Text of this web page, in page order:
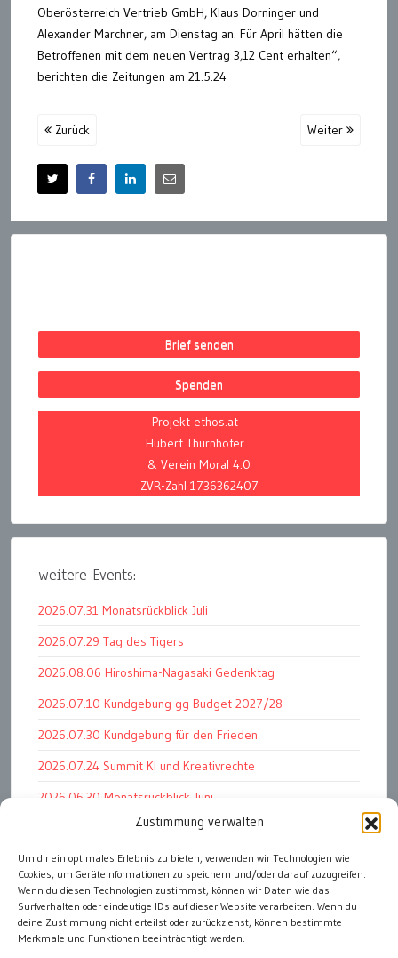
Zustimmung verwalten
Um dir ein optimales Erlebnis zu bieten, verwenden wir Technologien wie
Cookies, um Geräteinformationen zu speichern und/oder darauf zuzugreifen.
Wenn du diesen Technologien zustimmst, können wir Daten wie das
Surfverhalten oder eindeutige IDs auf dieser Website verarbeiten. Wenn du
deine Zustimmung nicht erteilst oder zurückziehst, können bestimmte
Merkmale und Funktionen beeinträchtigt werden.
Oberösterreich Vertrieb GmbH, Klaus Dorninger und
Alexander Marchner, am Dienstag an. Für April hätten die
Betroffenen mit dem neuen Vertrag 3,12 Cent erhalten“,
berichten die Zeitungen am 21.5.24
Zurück Weiter
Brief senden
Spenden
Projekt ethos.at
Hubert Thurnhofer
& Verein Moral 4.0
ZVR-Zahl 1736362407
weitere Events:
2026.07.31 Monatsrückblick Juli
2026.07.29 Tag des Tigers
2026.08.06 Hiroshima-Nagasaki Gedenktag
2026.07.10 Kundgebung gg Budget 2027/28
2026.07.30 Kundgebung für den Frieden
2026.07.24 Summit KI und Kreativrechte
2026.06.30 Monatsrückblick Juni
2026.07.11 Worauf es letztlich ankommt
2026.07.01 Markenwert Studie 2026
2026.07.07 Open Space im Weltmuseum